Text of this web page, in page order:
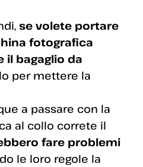
se volete portare
fotografica
il bagaglio da
per mettere la
a passare con la
al collo correte il
fare problemi
le loro regole la